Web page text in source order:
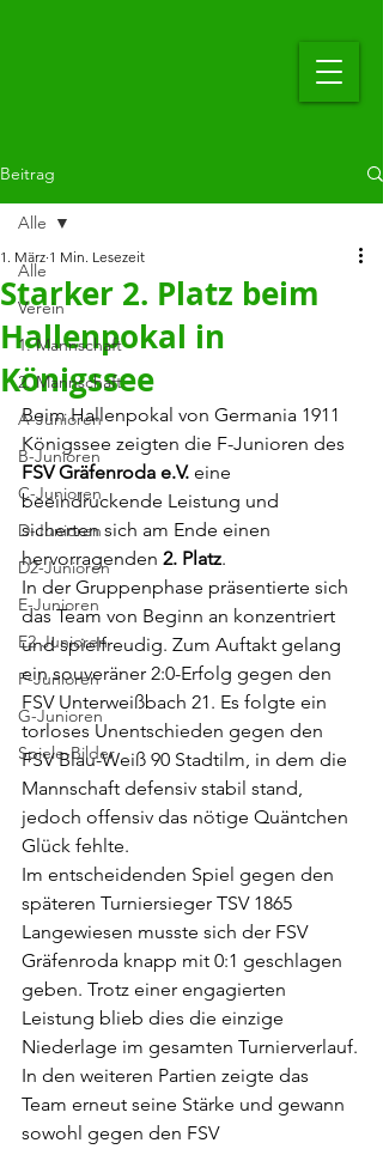
Beitrag
Alle
Verein
1. Mannschaft
2. Mannschaft
A-Junioren
B-Junioren
C-Junioren
D-Junioren
D2-Junioren
E-Junioren
E2-Junioren
F-Junioren
G-Junioren
Spiele-Bilder
Alle
Starker 2. Platz beim
Hallenpokal in
Königssee
1. März 1 Min. Lesezeit
Beim Hallenpokal von Germania 1911
Königssee zeigten die F-Junioren des
FSV Gräfenroda e.V. eine
beeindruckende Leistung und
sicherten sich am Ende einen
hervorragenden 2. Platz.
In der Gruppenphase präsentierte sich
das Team von Beginn an konzentriert
und spielfreudig. Zum Auftakt gelang
ein souveräner 2:0-Erfolg gegen den
FSV Unterweißbach 21. Es folgte ein
torloses Unentschieden gegen den
FSV Blau-Weiß 90 Stadtilm, in dem die
Mannschaft defensiv stabil stand,
jedoch offensiv das nötige Quäntchen
Glück fehlte.
Im entscheidenden Spiel gegen den
späteren Turniersieger TSV 1865
Langewiesen musste sich der FSV
Gräfenroda knapp mit 0:1 geschlagen
geben. Trotz einer engagierten
Leistung blieb dies die einzige
Niederlage im gesamten Turnierverlauf.
In den weiteren Partien zeigte das
Team erneut seine Stärke und gewann
sowohl gegen den FSV